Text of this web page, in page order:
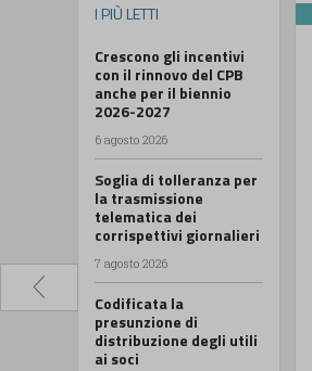
I PIÙ LETTI
Crescono gli incentivi
con il rinnovo del CPB
anche per il biennio
2026-2027
6 agosto 2026
Soglia di tolleranza per
la trasmissione
telematica dei
corrispettivi giornalieri
7 agosto 2026
Codificata la
presunzione di
distribuzione degli utili
ai soci